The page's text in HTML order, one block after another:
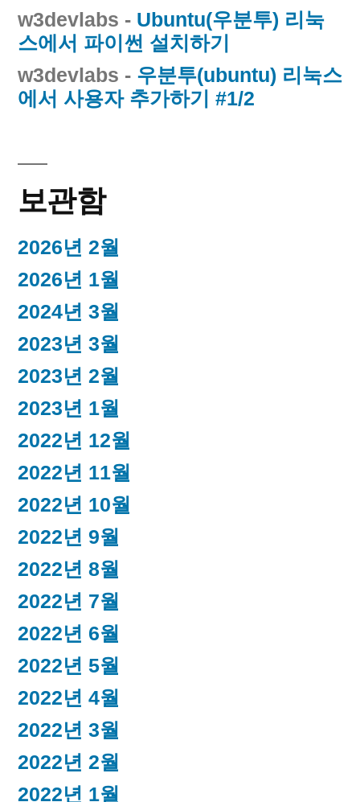
w3devlabs - Ubuntu(우분투) 리눅
스에서 파이썬 설치하기
w3devlabs - 우분투(ubuntu) 리눅스
에서 사용자 추가하기 #1/2
보관함
2026년 2월
2026년 1월
2024년 3월
2023년 3월
2023년 2월
2023년 1월
2022년 12월
2022년 11월
2022년 10월
2022년 9월
2022년 8월
2022년 7월
2022년 6월
2022년 5월
2022년 4월
2022년 3월
2022년 2월
2022년 1월